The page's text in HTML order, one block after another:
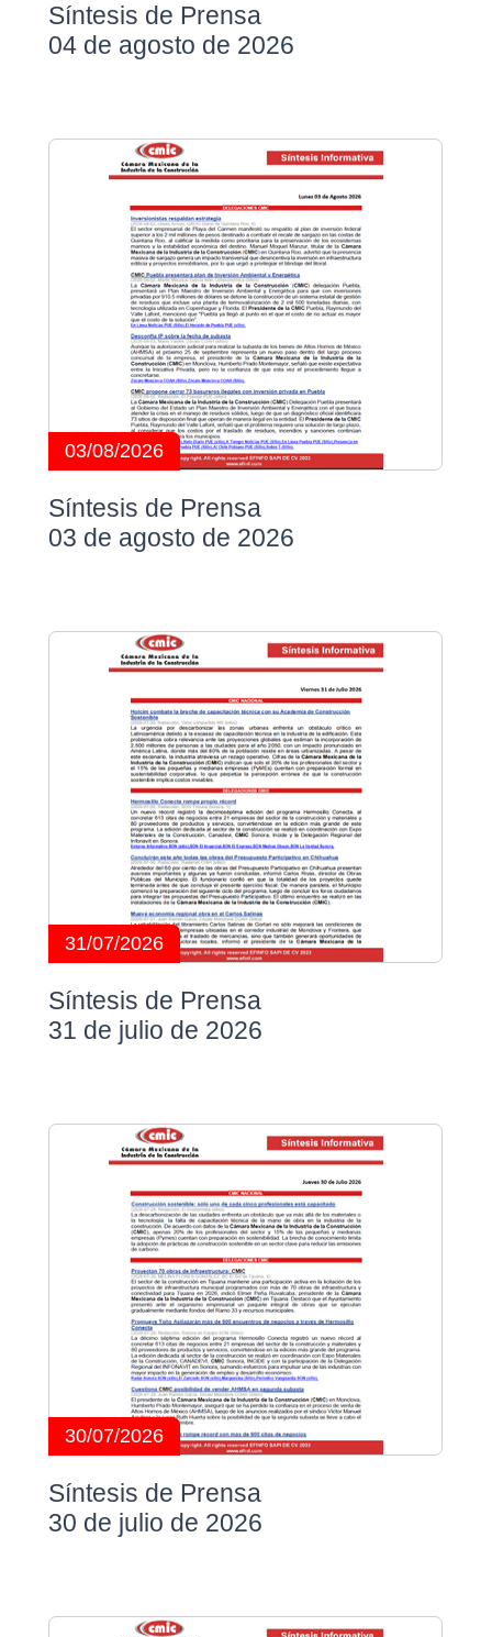
Síntesis de Prensa
04 de agosto de 2026
03/08/2026
Síntesis de Prensa
03 de agosto de 2026
31/07/2026
Síntesis de Prensa
31 de julio de 2026
30/07/2026
Síntesis de Prensa
30 de julio de 2026